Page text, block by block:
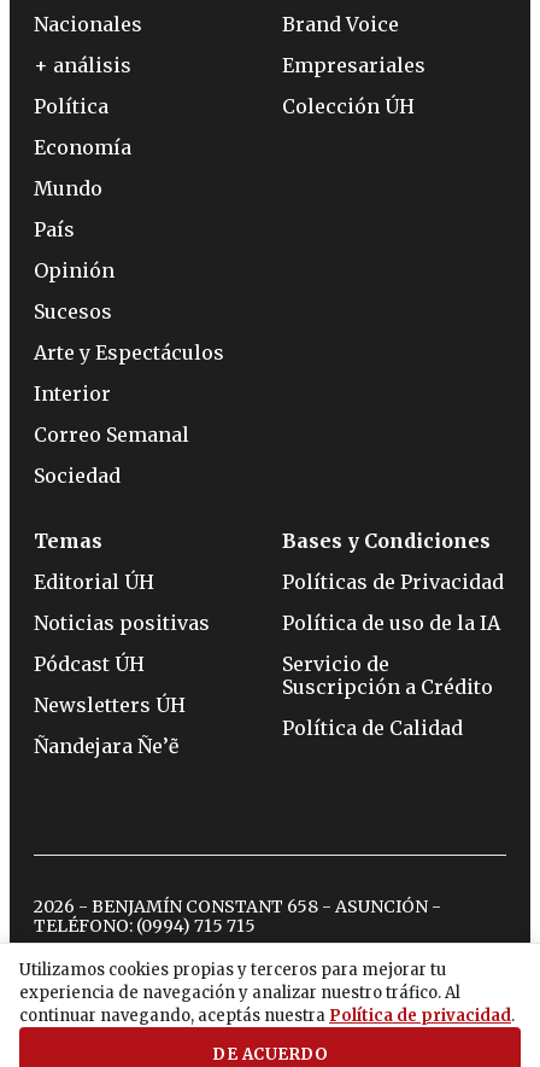
Utilizamos cookies propias y terceros para mejorar tu
experiencia de navegación y analizar nuestro tráfico. Al
continuar navegando, aceptás nuestra Política de privacidad.
DE ACUERDO
Nacionales
+ análisis
Política
Economía
Mundo
País
Opinión
Sucesos
Arte y Espectáculos
Interior
Correo Semanal
Sociedad
Brand Voice
Empresariales
Colección ÚH
Temas
Editorial ÚH
Noticias positivas
Pódcast ÚH
Newsletters ÚH
Ñandejara Ñe’ẽ
Bases y Condiciones
Políticas de Privacidad
Política de uso de la IA
Servicio de
Suscripción a Crédito
Política de Calidad
2026 - BENJAMÍN CONSTANT 658 - ASUNCIÓN -
TELÉFONO: (0994) 715 715
twitterinstagram
facebook
tiktokyoutubespotify